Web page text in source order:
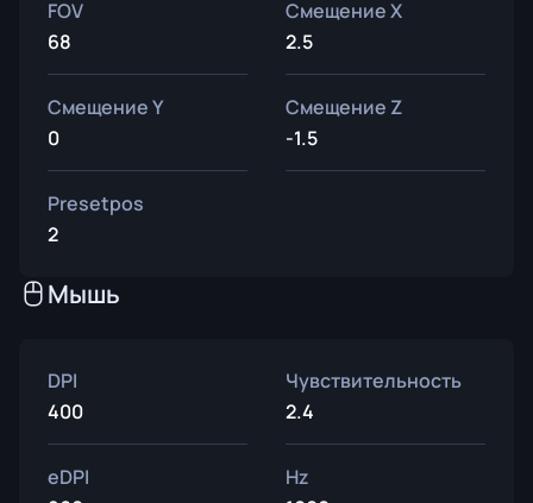
FOV
68
Смещение X
2.5
Смещение Y
0
Смещение Z
-1.5
Presetpos
2
Мышь
DPI
400
Чувствительность
2.4
eDPI
Hz